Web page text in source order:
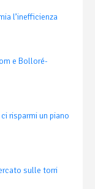
l’inefficienza
e Bolloré-
risparmi un piano
sulle torri